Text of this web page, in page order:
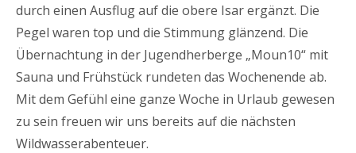
durch einen Ausflug auf die obere Isar ergänzt. Die
Pegel waren top und die Stimmung glänzend. Die
Übernachtung in der Jugendherberge „Moun10“ mit
Sauna und Frühstück rundeten das Wochenende ab.
Mit dem Gefühl eine ganze Woche in Urlaub gewesen
zu sein freuen wir uns bereits auf die nächsten
Wildwasserabenteuer.